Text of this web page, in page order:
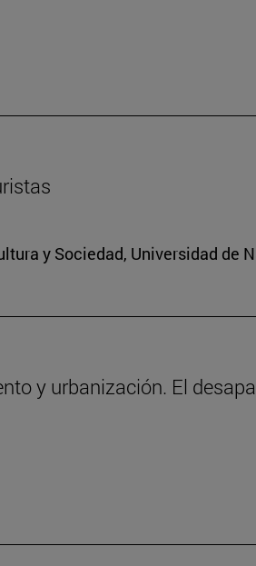
y Sociedad, Universidad de
y urbanización. El